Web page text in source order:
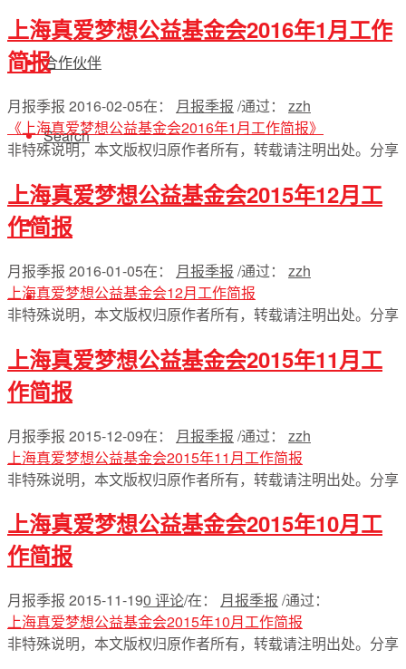
合作伙伴
Search
English
上海真爱梦想公益基金会2016年1月工作
简报
月报季报 2016-02-05在： 月报季报 /通过： zzh
《上海真爱梦想公益基金会2016年1月工作简报》
非特殊说明，本文版权归原作者所有，转载请注明出处。 分享
上海真爱梦想公益基金会2015年12月工
作简报
月报季报 2016-01-05在： 月报季报 /通过： zzh
上海真爱梦想公益基金会12月工作简报
非特殊说明，本文版权归原作者所有，转载请注明出处。 分享
上海真爱梦想公益基金会2015年11月工
作简报
月报季报 2015-12-09在： 月报季报 /通过： zzh
上海真爱梦想公益基金会2015年11月工作简报
非特殊说明，本文版权归原作者所有，转载请注明出处。 分享
上海真爱梦想公益基金会2015年10月工
作简报
月报季报 2015-11-190 评论/在： 月报季报 /通过：
上海真爱梦想公益基金会2015年10月工作简报
非特殊说明，本文版权归原作者所有，转载请注明出处。 分享